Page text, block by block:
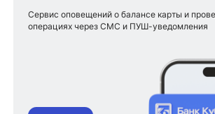
Сервис оповещений о балансе карты и
операциях через СМС и ПУШ-уведомления